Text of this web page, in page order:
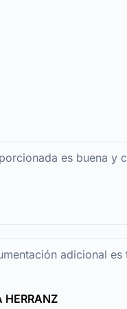
es buena y
adicional
HERRANZ